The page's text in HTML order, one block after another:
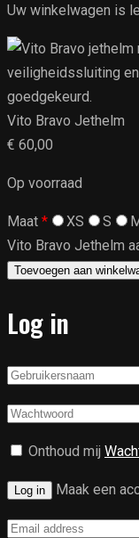
Uw winkelwagen is
Vito Bravo Jethelm
€ 60,00
Op voorraad
Maat * XS S
Vito Bravo Jethelm
Toevoegen aan
Log in
Onthoud mij
Log in Maak een